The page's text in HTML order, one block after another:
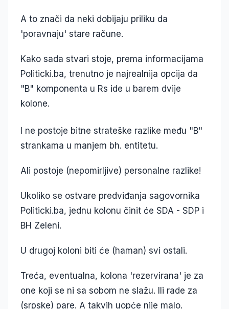
A to znači da neki dobijaju priliku da
'poravnaju' stare račune.
Kako sada stvari stoje, prema informacijama
Politicki.ba, trenutno je najrealnija opcija da
"B" komponenta u Rs ide u barem dvije
kolone.
I ne postoje bitne strateške razlike među "B"
strankama u manjem bh. entitetu.
Ali postoje (nepomirljive) personalne razlike!
Ukoliko se ostvare predviđanja sagovornika
Politicki.ba, jednu kolonu činit će SDA - SDP i
BH Zeleni.
U drugoj koloni biti će (haman) svi ostali.
Treća, eventualna, kolona 'rezervirana' je za
one koji se ni sa sobom ne slažu. Ili rade za
(srpske) pare. A takvih uopće nije malo.